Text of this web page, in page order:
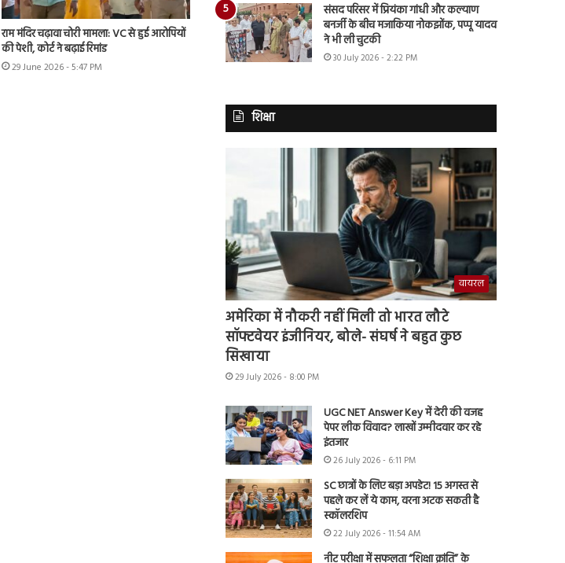
राम मंदिर चढ़ावा चोरी मामला: VC से हुई आरोपियों
की पेशी, कोर्ट ने बढ़ाई रिमांड
29 June 2026 - 5:47 PM
संसद परिसर में प्रियंका गांधी और कल्याण
बनर्जी के बीच मजाकिया नोकझोंक, पप्पू यादव
ने भी ली चुटकी
30 July 2026 - 2:22 PM
शिक्षा
वायरल
अमेरिका में नौकरी नहीं मिली तो भारत लौटे
सॉफ्टवेयर इंजीनियर, बोले- संघर्ष ने बहुत कुछ
सिखाया
29 July 2026 - 8:00 PM
UGC NET Answer Key में देरी की वजह
पेपर लीक विवाद? लाखों उम्मीदवार कर रहे
इंतजार
26 July 2026 - 6:11 PM
SC छात्रों के लिए बड़ा अपडेट! 15 अगस्त से
पहले कर लें ये काम, वरना अटक सकती है
स्कॉलरशिप
22 July 2026 - 11:54 AM